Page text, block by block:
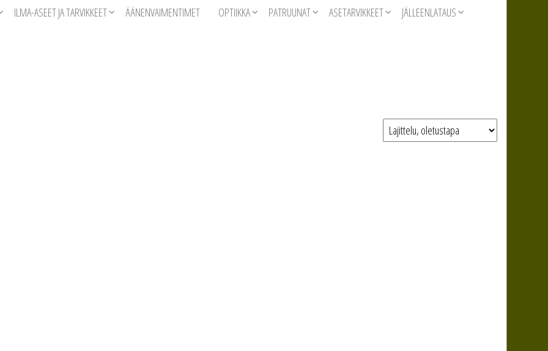
ILMA-ASEET JA TARVIKKEET ÄÄNENVAIMENTIMET OPTIIKKA PATRUUNAT ASETARVIKKEET JÄLLEENLATAUS